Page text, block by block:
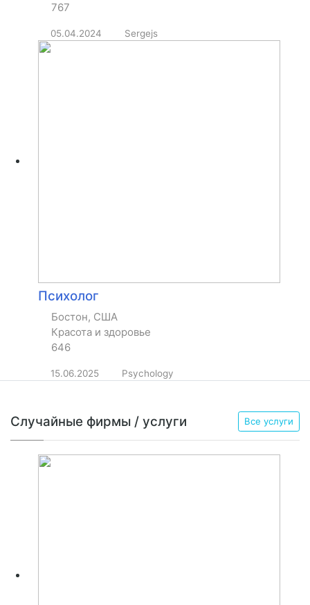
767
05.04.2024 Sergejs
Психолог
Бостон, США
Красота и здоровье
646
15.06.2025 Psychology
Случайные фирмы / услуги Все услуги